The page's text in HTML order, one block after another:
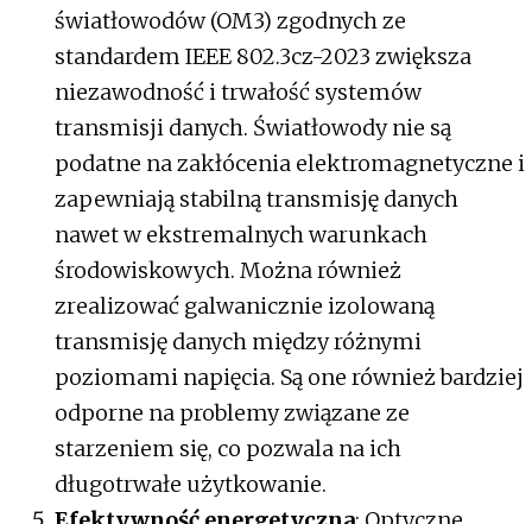
światłowodów (OM3) zgodnych ze
standardem IEEE 802.3cz-2023 zwiększa
niezawodność i trwałość systemów
transmisji danych. Światłowody nie są
podatne na zakłócenia elektromagnetyczne i
zapewniają stabilną transmisję danych
nawet w ekstremalnych warunkach
środowiskowych. Można również
zrealizować galwanicznie izolowaną
transmisję danych między różnymi
poziomami napięcia. Są one również bardziej
odporne na problemy związane ze
starzeniem się, co pozwala na ich
długotrwałe użytkowanie.